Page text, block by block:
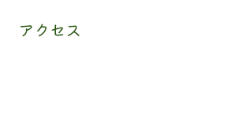
アクセス